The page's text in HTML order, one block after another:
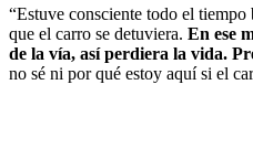
“Estuve consciente todo el tiempo
que el carro se detuviera. En ese
de la vía, así perdiera la vida.
no sé ni por qué estoy aquí si el